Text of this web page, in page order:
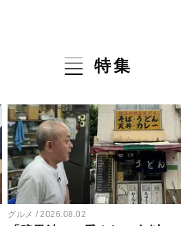
特集
グルメ 2026.08.02